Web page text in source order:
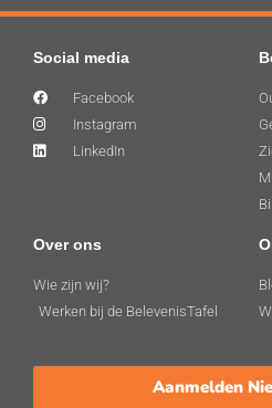
Social media
Facebook
Instagram
LinkedIn
Over ons
Wie zijn wij?
Werken bij de BelevenisTafel
Aanmelden